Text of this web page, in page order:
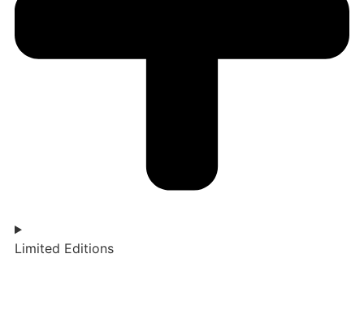
Limited Editions